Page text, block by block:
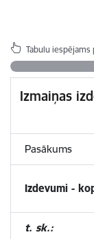
Tabulu iespējams
Izmaiņas
Pasākums
Izdevumi -
t. sk.: